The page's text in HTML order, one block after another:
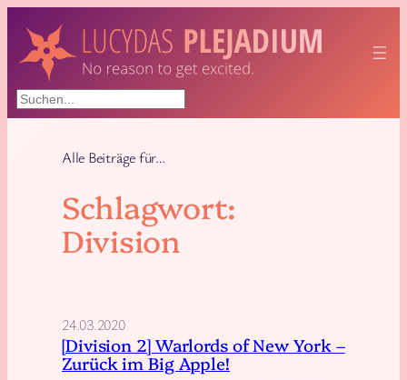
Inhalt
springen
Suchen
Alle Beiträge für…
Schlagwort:
Division
24.03.2020
[Division 2] Warlords of New York –
Zurück im Big Apple!